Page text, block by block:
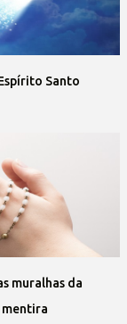
Santo
muralhas da
mentira